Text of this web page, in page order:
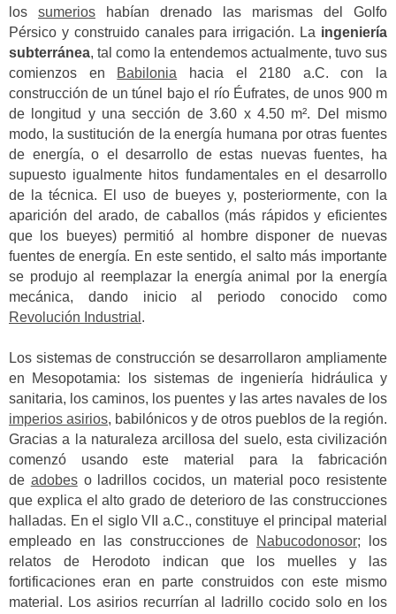
los sumerios habían drenado las marismas del Golfo
Pérsico y construido canales para irrigación. La ingeniería
subterránea, tal como la entendemos actualmente, tuvo sus
comienzos en
Babilonia hacia el 2180 a.C. con la
construcción de un túnel bajo el río Éufrates, de unos 900 m
de longitud y una sección de 3.60 x 4.50 m². Del mismo
modo, la sustitución de la energía humana por otras fuentes
de energía, o el desarrollo de estas nuevas fuentes, ha
supuesto igualmente hitos fundamentales en el desarrollo
de la técnica. El uso de bueyes y, posteriormente, con la
aparición del arado, de caballos (más rápidos y eficientes
que los bueyes) permitió al hombre disponer de nuevas
fuentes de energía. En este sentido, el salto más importante
se produjo al reemplazar la energía animal por la energía
mecánica, dando inicio al periodo conocido como
Revolución Industrial .
Los sistemas de construcción se desarrollaron ampliamente
en Mesopotamia: los sistemas de ingeniería hidráulica y
sanitaria, los caminos, los puentes y las artes navales de los
imperios asirios, babilónicos y de otros pueblos de la región.
Gracias a la naturaleza arcillosa del suelo, esta civilización
comenzó usando este material para la fabricación
de adobeso ladrillos cocidos, un material poco resistente
que explica el alto grado de deterioro de las construcciones
halladas. En el siglo VII a.C., constituye el principal material
empleado en las construcciones de
Nabucodonosor; los
relatos de Herodoto indican que los muelles y las
fortificaciones eran en parte construidos con este mismo
material. Los asirios recurrían al ladrillo cocido solo en los